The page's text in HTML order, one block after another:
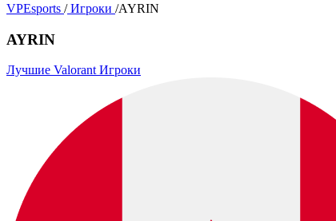
VPEsports / Игроки /AYRIN
AYRIN
Лучшие Valorant Игроки